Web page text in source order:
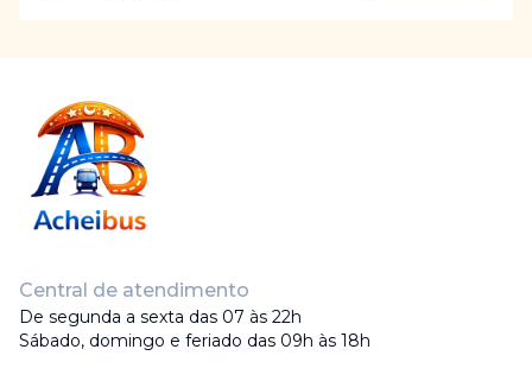
Central de atendimento
De segunda a sexta das 07 às 22h
Sábado, domingo e feriado das 09h às 18h